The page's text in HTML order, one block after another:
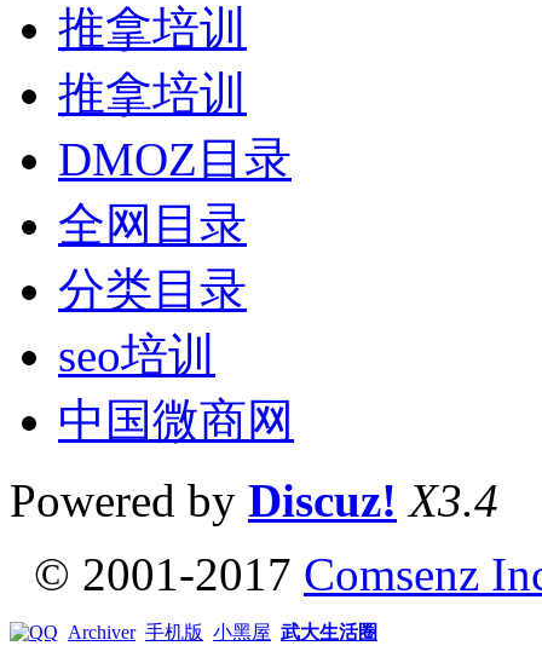
推拿培训
推拿培训
DMOZ目录
全网目录
分类目录
seo培训
中国微商网
Powered by Discuz! X3.4
© 2001-2017 Comsenz
Archiver 手机版 小黑屋 武大生活圈